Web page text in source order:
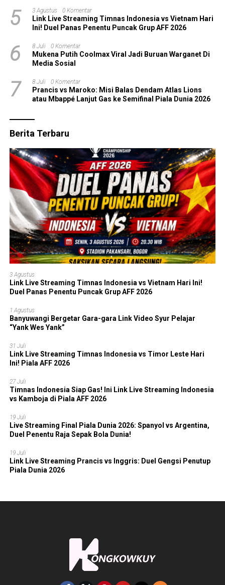
5 3 Agustus 0 Komentar
Link Live Streaming Timnas Indonesia vs Vietnam Hari
Ini! Duel Panas Penentu Puncak Grup AFF 2026
6 8 Juli 0 Komentar
Mukena Putih Coolmax Viral Jadi Buruan Warganet Di
Media Sosial
7 8 Juli 0 Komentar
Prancis vs Maroko: Misi Balas Dendam Atlas Lions
atau Mbappé Lanjut Gas ke Semifinal Piala Dunia 2026
Berita Terbaru
3 Agustus
Link Live Streaming Timnas Indonesia vs Vietnam Hari Ini!
Duel Panas Penentu Puncak Grup AFF 2026
1 Agustus
Banyuwangi Bergetar Gara-gara Link Video Syur Pelajar
“Yank Wes Yank”
31 Juli
Link Live Streaming Timnas Indonesia vs Timor Leste Hari
Ini! Piala AFF 2026
27 Juli
Timnas Indonesia Siap Gas! Ini Link Live Streaming Indonesia
vs Kamboja di Piala AFF 2026
19 Juli
Live Streaming Final Piala Dunia 2026: Spanyol vs Argentina,
Duel Penentu Raja Sepak Bola Dunia!
19 Juli
Link Live Streaming Prancis vs Inggris: Duel Gengsi Penutup
Piala Dunia 2026